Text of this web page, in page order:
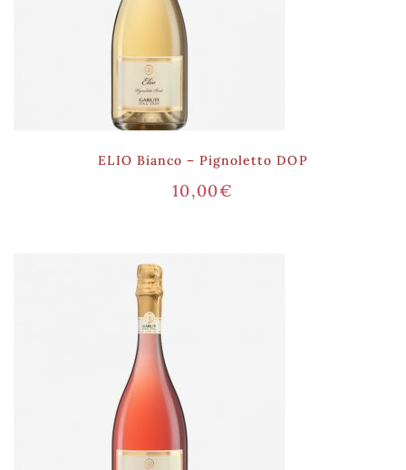
ELIO Bianco – Pignoletto DOP
10,00€